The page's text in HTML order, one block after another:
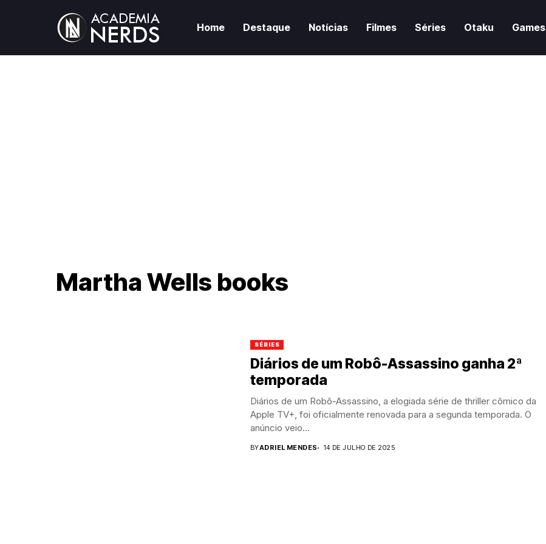
Home Destaque Notícias Filmes Séries Otaku Games
Martha Wells books
SÉRIES
Diários de um Robô-Assassino ganha 2ª
temporada
Diários de um Robô-Assassino, a elogiada série de thriller cômico da
Apple TV+, foi oficialmente renovada para a segunda temporada. O
anúncio veio...
BYADRIEL MENDES 14 DE JULHO DE 2025